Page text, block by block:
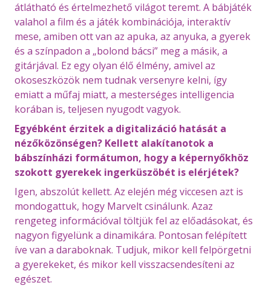
átlátható és értelmezhető világot teremt. A bábjáték
valahol a film és a játék kombinációja, interaktív
mese, amiben ott van az apuka, az anyuka, a gyerek
és a színpadon a „bolond bácsi” meg a másik, a
gitárjával. Ez egy olyan élő élmény, amivel az
okoseszközök nem tudnak versenyre kelni, így
emiatt a műfaj miatt, a mesterséges intelligencia
korában is, teljesen nyugodt vagyok.
Egyébként érzitek a digitalizáció hatását a
nézőközönségen? Kellett alakítanotok a
bábszínházi formátumon, hogy a képernyőkhöz
szokott gyerekek ingerküszöbét is elérjétek?
Igen, abszolút kellett. Az elején még viccesen azt is
mondogattuk, hogy Marvelt csinálunk. Azaz
rengeteg információval töltjük fel az előadásokat, és
nagyon figyelünk a dinamikára. Pontosan felépített
íve van a daraboknak. Tudjuk, mikor kell felpörgetni
a gyerekeket, és mikor kell visszacsendesíteni az
egészet.